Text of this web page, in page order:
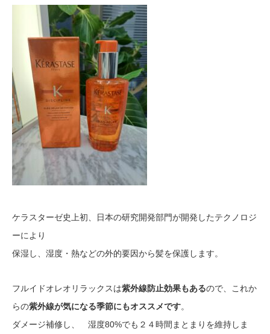
ケラスターゼ史上初、日本の研究開発部門が開発したテクノロジ
ーにより
保湿し、湿度・熱などの外的要因から髪を保護します。
フルイドオレオリラックスは紫外線防止効果もあるので、これか
らの紫外線が気になる季節にもオススメです。
ダメージ補修し、 湿度80%でも２４時間まとまりを維持しま